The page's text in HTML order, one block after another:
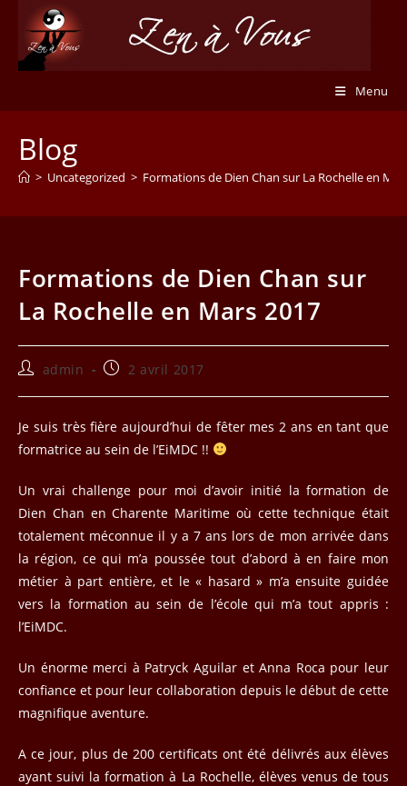
content
Menu
Blog
> Uncategorized > Formations de Dien Chan sur La Rochelle en
Formations de Dien Chan sur
La Rochelle en Mars 2017
Auteur/autrice
la
publication :
admin
Publication
2 avril 2017
Je suis très fière aujourd’hui de fêter mes 2 ans en tant que
formatrice au sein de l’EiMDC !!
Un vrai challenge pour moi d’avoir initié la formation de
Dien Chan en Charente Maritime où cette technique était
totalement méconnue il y a 7 ans lors de mon arrivée dans
la région, ce qui m’a poussée tout d’abord à en faire mon
métier à part entière, et le « hasard » m’a ensuite guidée
vers la formation au sein de l’école qui m’a tout appris :
l’EiMDC.
Un énorme merci à Patryck Aguilar et Anna Roca pour leur
confiance et pour leur collaboration depuis le début de cette
magnifique aventure.
A ce jour, plus de 200 certificats ont été délivrés aux élèves
ayant suivi la formation à La Rochelle, élèves venus de tous